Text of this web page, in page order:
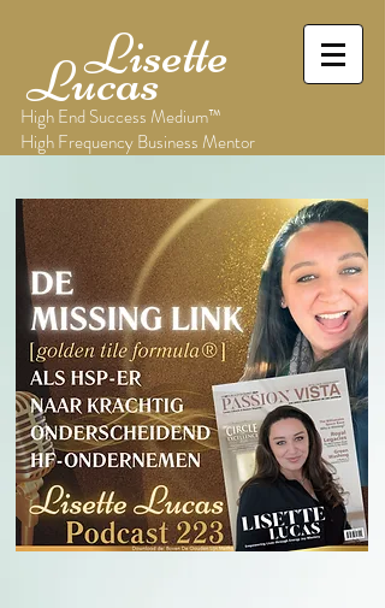
Lisette
Lucas
High End Success Medium™
High Frequency Business Mentor